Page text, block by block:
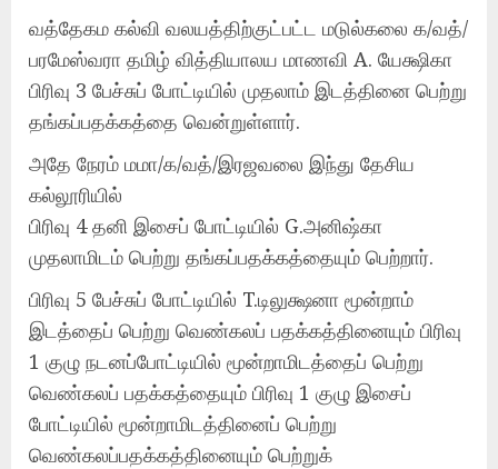
வத்தேகம கல்வி வலயத்திற்குட்பட்ட மடுல்கலை க/வத்/
பரமேஸ்வரா தமிழ் வித்தியாலய மாணவி A. யேக்ஷிகா
பிரிவு 3 பேச்சுப் போட்டியில் முதலாம் இடத்தினை பெற்று
தங்கப்பதக்கத்தை வென்றுள்ளார்.
அதே நேரம் மமா/க/வத்/இரஜவலை இந்து தேசிய
கல்லூரியில்
பிரிவு 4 தனி இசைப் போட்டியில் G.அனிஷ்கா
முதலாமிடம் பெற்று தங்கப்பதக்கத்தையும் பெற்றார்.
பிரிவு 5 பேச்சுப் போட்டியில் T.டிலுக்ஷனா மூன்றாம்
இடத்தைப் பெற்று வெண்கலப் பதக்கத்தினையும் பிரிவு
1 குழு நடனப்போட்டியில் மூன்றாமிடத்தைப் பெற்று
வெண்கலப் பதக்கத்தையும் பிரிவு 1 குழு இசைப்
போட்டியில் மூன்றாமிடத்தினைப் பெற்று
வெண்கலப்பதக்கத்தினையும் பெற்றுக்